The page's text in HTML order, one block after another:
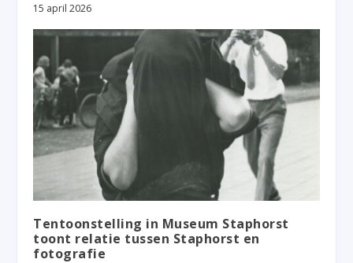
15 april 2026
Tentoonstelling in Museum Staphorst
toont relatie tussen Staphorst en
fotografie